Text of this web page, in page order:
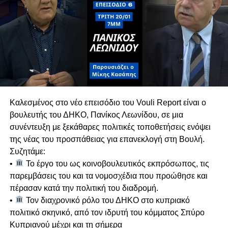
Πιθανές Συνεργασίες για Διακυβέρνηση
Σε ερώτηση για μετεκλογικές συνεργασίες, ο Γ.Γ.
του ΑΚΕΛ αποκλείει κατηγορηματικά το ΕΛΑΜ,
τονίζοντας ότι πρόκειται για ακροδεξιό κόμμα
με το οποίο υπάρχει βαθύ πολιτικό και
ιδεολογικό χάσμα.
Ομοσπονδία
Αναλύει τις διαχρονικές θέσεις του ΑΚΕΛ στο
Κυπριακό, επαναβεβαιώνοντας τη στήριξη στη
Διζωνική Δικοινοτική Ομοσπονδία. Ασκεί έντονη
κριτική σε όσους απορρίπτουν την
ομοσπονδιακή λύση χωρίς να καταθέτουν
ρεαλιστική εναλλακτική.
Υπογραμμίζει ότι η συνέχιση της τουρκικής
κατοχής και οι απειλές της Άγκυρας
επηρεάζουν καθοριστικά τη γεωπολιτική
Καλεσμένος στο νέο επεισόδιο του Vouli Report είναι ο
βουλευτής του ΔΗΚΟ, Πανίκος Λεωνίδου, σε μια
συνέντευξη με ξεκάθαρες πολιτικές τοποθετήσεις ενόψει
της νέας του προσπάθειας για επανεκλογή στη Βουλή.
Συζητάμε:
•
Το έργο του ως κοινοβουλευτικός εκπρόσωπος, τις
παρεμβάσεις του και τα νομοσχέδια που προώθησε και
πέρασαν κατά την πολιτική του διαδρομή.
•
Τον διαχρονικό ρόλο του ΔΗΚΟ στο κυπριακό
πολιτικό σκηνικό, από τον ιδρυτή του κόμματος Σπύρο
Κυπριανού μέχρι και τη σήμερα